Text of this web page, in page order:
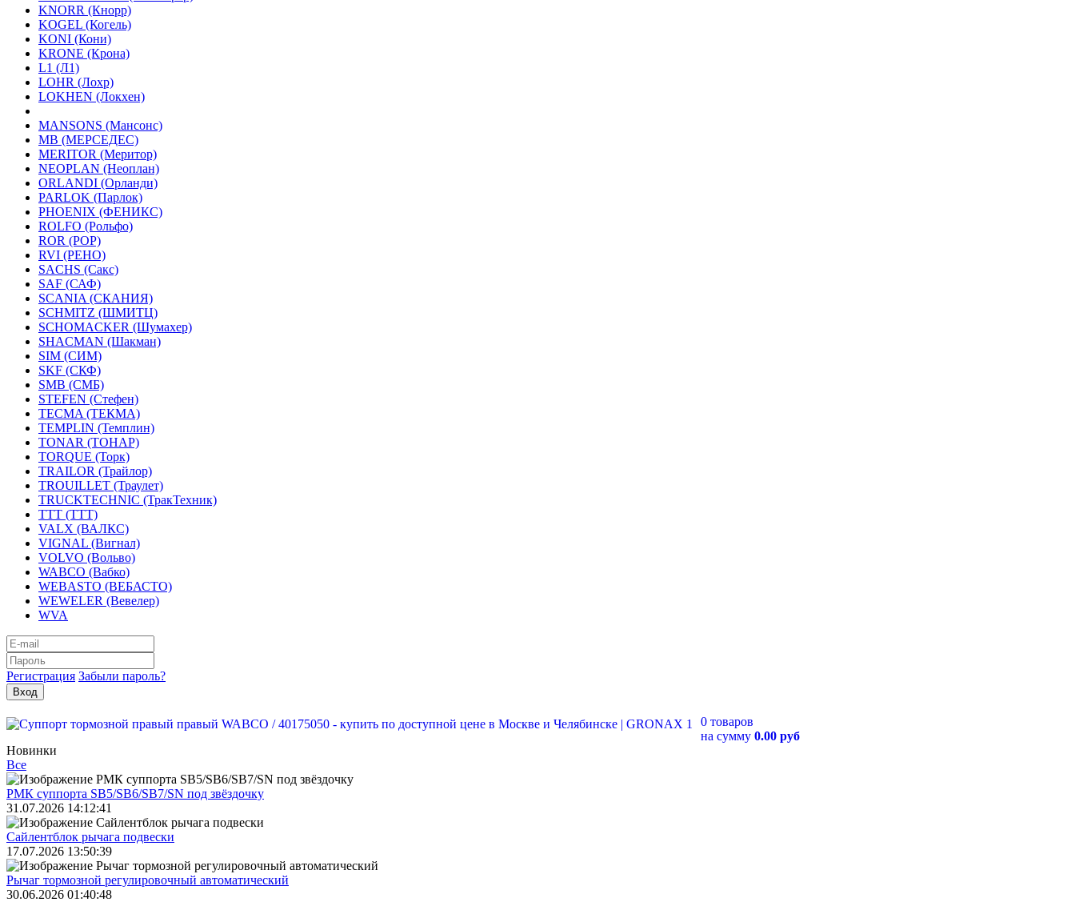
KNORR (Кнорр)
KOGEL (Когель)
KONI (Кони)
KRONE (Крона)
L1 (Л1)
LOHR (Лохр)
LOKHEN (Локхен)
MANSONS (Мансонс)
MB (МЕРСЕДЕС)
MERITOR (Меритор)
NEOPLAN (Неоплан)
ORLANDI (Орланди)
PARLOK (Парлок)
PHOENIX (ФЕНИКС)
ROLFO (Рольфо)
ROR (РОР)
RVI (РЕНО)
SACHS (Сакс)
SAF (САФ)
SCANIA (СКАНИЯ)
SCHMITZ (ШМИТЦ)
SCHOMACKER (Шумахер)
SHACMAN (Шакман)
SIM (СИМ)
SKF (СКФ)
SMB (СМБ)
STEFEN (Стефен)
TECMA (ТЕКМА)
TEMPLIN (Темплин)
TONAR (ТОНАР)
TORQUE (Торк)
TRAILOR (Трайлор)
TROUILLET (Траулет)
TRUCKTECHNIC (ТракТехник)
TTT (ТТТ)
VALX (ВАЛКС)
VIGNAL (Вигнал)
VOLVO (Вольво)
WABCO (Вабко)
WEBASTO (ВЕБАСТО)
WEWELER (Вевелер)
WVA
Регистрация Забыли пароль?
0 товаров
на сумму 0.00 руб
Новинки
Все
РМК суппорта SB5/SB6/SB7/SN под звёздочку
31.07.2026 14:12:41
Сайлентблок рычага подвески
17.07.2026 13:50:39
Рычаг тормозной регулировочный автоматический
30.06.2026 01:40:48